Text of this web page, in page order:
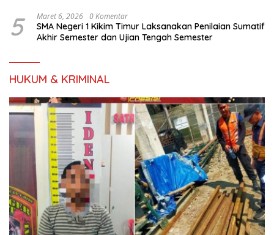
5 Maret 6, 2026 0 Komentar
SMA Negeri 1 Kikim Timur Laksanakan Penilaian Sumatif
Akhir Semester dan Ujian Tengah Semester
HUKUM & KRIMINAL